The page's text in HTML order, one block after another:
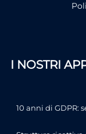
I NOSTRI
10 anni di GDPR: